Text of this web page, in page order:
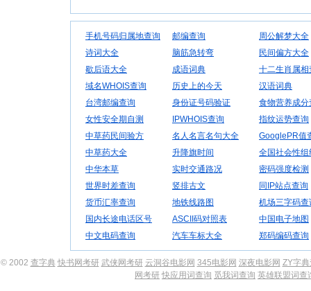
手机号码归属地查询 邮编查询
周公解梦大全
诗词大全
脑筋急转弯
民间偏方大全
歇后语大全
成语词典
十二生肖属相
域名WHOIS查询
历史上的今天
汉语词典
台湾邮编查询
身份证号码验证
食物营养成分
女性安全期自测
IPWHOIS查询
指纹运势查询
中草药民间验方
名人名言名句大全
GooglePR值
中草药大全
升降旗时间
全国社会性组
中华本草
实时交通路况
密码强度检测
世界时差查询
竖排古文
同IP站点查询
货币汇率查询
地铁线路图
机场三字码查
国内长途电话区号
ASCII码对照表
中国电子地图
中文电码查询
汽车车标大全 郑码编码查询
© 2002 查字典 快书网考研 武侠网考研 云洞谷电影网 345电影网 深夜电影网 ZY字
网考研 快应用词查询 觅我词查询 英雄联盟词查